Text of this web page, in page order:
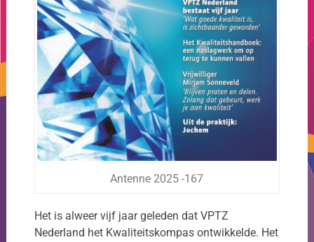
Antenne 2025 -167
Het is alweer vijf jaar geleden dat VPTZ
Nederland het Kwaliteitskompas ontwikkelde. Het